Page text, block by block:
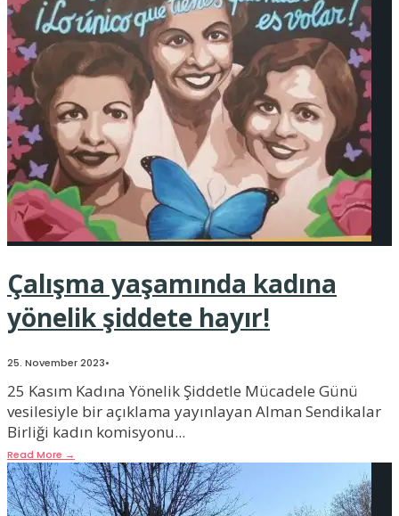
Çalışma yaşamında kadına
yönelik şiddete hayır!
25. November 2023•
25 Kasım Kadına Yönelik Şiddetle Mücadele Günü
vesilesiyle bir açıklama yayınlayan Alman Sendikalar
Birliği kadın komisyonu...
Read More →